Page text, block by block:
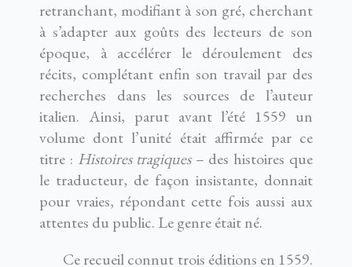
retranchant, modifiant à son gré, cherchant
à s’adapter aux goûts des lecteurs de son
époque, à accélérer le déroulement des
récits, complétant enfin son travail par des
recherches dans les sources de l’auteur
italien. Ainsi, parut avant l’été 1559 un
volume dont l’unité était affirmée par ce
titre : Histoires tragiques– des histoires que
le traducteur, de façon insistante, donnait
pour vraies, répondant cette fois aussi aux
attentes du public. Le genre était né.
Ce recueil connut trois éditions en 1559.